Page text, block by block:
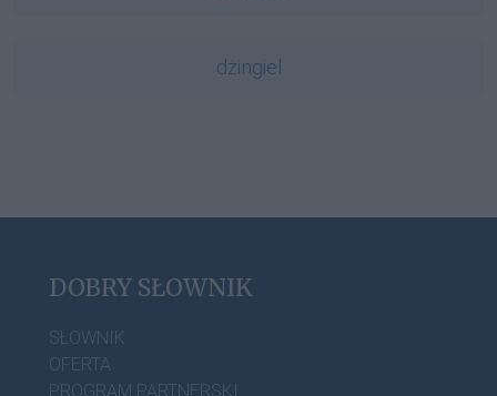
dżingiel
DOBRY SŁOWNIK
SŁOWNIK
OFERTA
PROGRAM PARTNERSKI